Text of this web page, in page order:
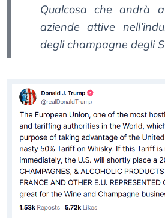
Qualcosa che andrà
aziende attive
degli champagne degli